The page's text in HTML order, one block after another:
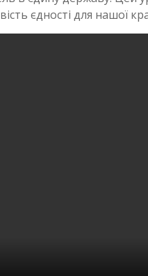
єдності для нашої